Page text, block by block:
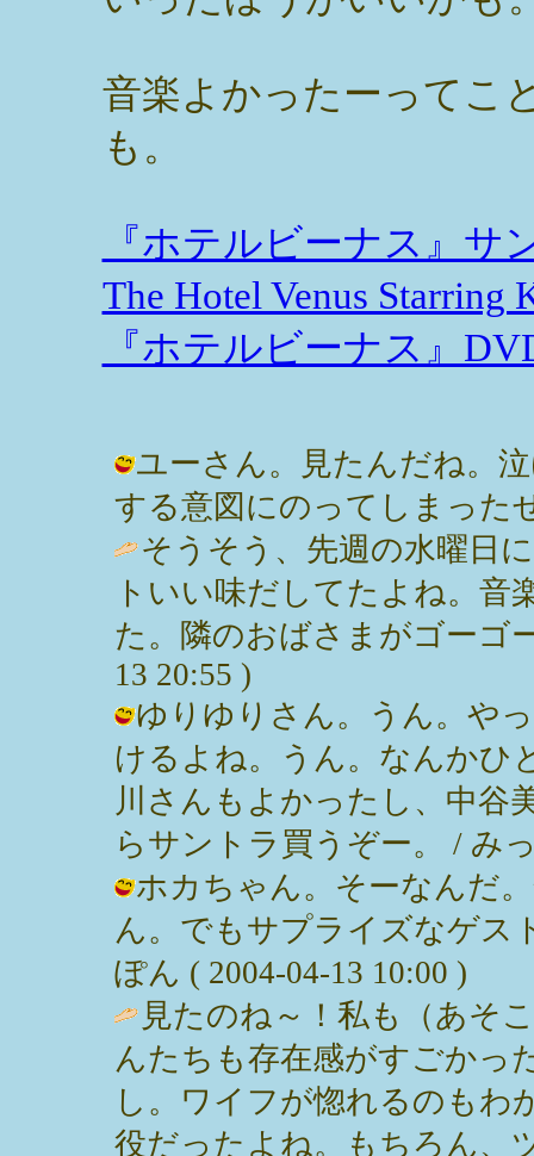
音楽よかったーってこ
も。
『ホテルビーナス』サ
The Hotel Venus
『ホテルビーナス』
ユーさん。見たんだね。
する意図にのってしまった
そうそう、先週の水曜日
トいい味だしてたよね。音
た。隣のおばさまがゴーゴ
13 20:55 )
ゆりゆりさん。うん。や
けるよね。うん。なんかひ
川さんもよかったし、中谷
らサントラ買うぞー。 / み
ホカちゃん。そーなんだ
ん。でもサプライズなゲス
ぽん ( 2004-04-13 10:00 )
見たのね～！私も（あそ
んたちも存在感がすごかっ
し。ワイフが惚れるのもわ
役だったよね。もちろん、